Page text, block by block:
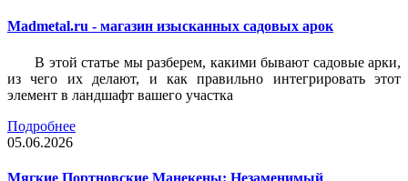
Madmetal.ru - магазин изысканных садовых арок
В этой статье мы разберем, какими бывают садовые арки,
из чего их делают, и как правильно интегрировать этот
элемент в ландшафт вашего участка
Подробнее
05.06.2026
Мягкие Портновские Манекены: Незаменимый